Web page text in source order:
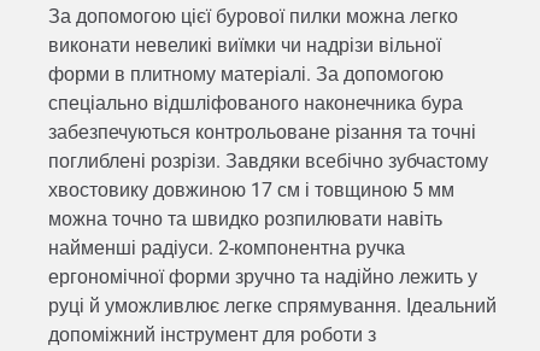
За допомогою цієї бурової пилки можна легко
виконати невеликі виїмки чи надрізи вільної
форми в плитному матеріалі. За допомогою
спеціально відшліфованого наконечника бура
забезпечуються контрольоване різання та точні
поглиблені розрізи. Завдяки всебічно зубчастому
хвостовику довжиною 17 см і товщиною 5 мм
можна точно та швидко розпилювати навіть
найменші радіуси. 2-компонентна ручка
ергономічної форми зручно та надійно лежить у
руці й уможливлює легке спрямування. Ідеальний
допоміжний інструмент для роботи з